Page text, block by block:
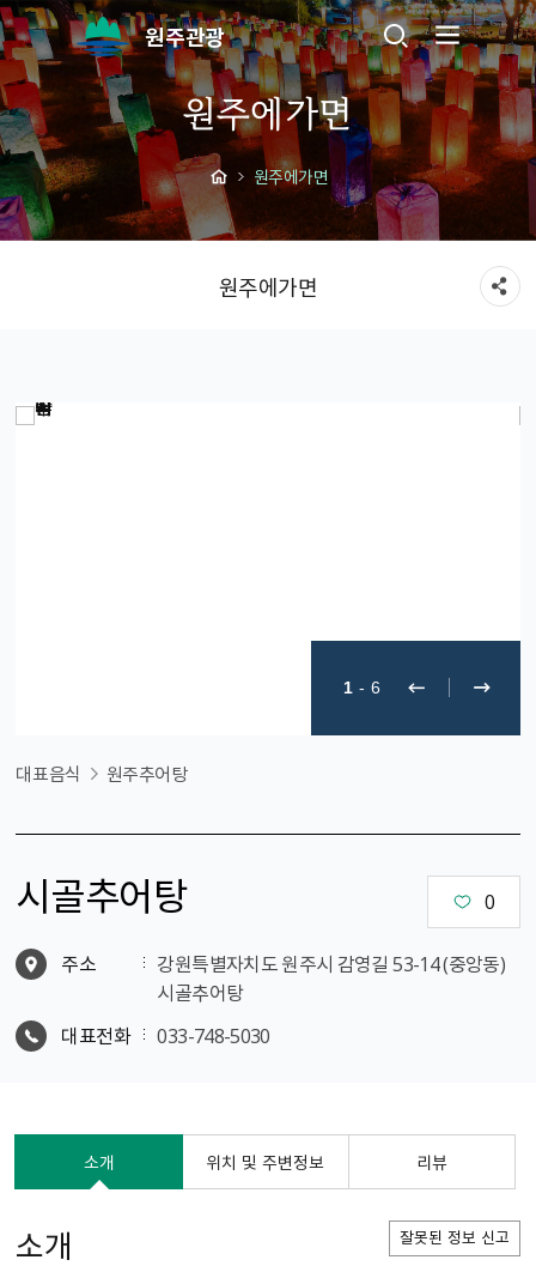
원주관광
원주에가면
원주에가면
원주에가면
1 - 6
대표음식 원주추어탕
시골추어탕 0
주소
강원특별자치도 원주시 감영길 53-14 (중앙동)
시골추어탕
대표전화
033-748-5030
소개 위치 및 주변정보 리뷰
소개 잘못된 정보 신고